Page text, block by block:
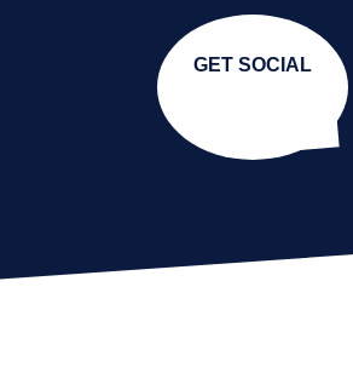
GET SOCIAL